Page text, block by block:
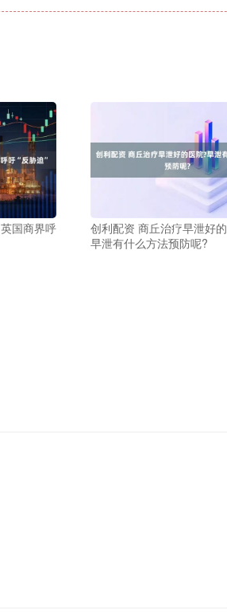
国商界呼
创利配资 商丘治疗早泄好
早泄有什么方法预防呢?